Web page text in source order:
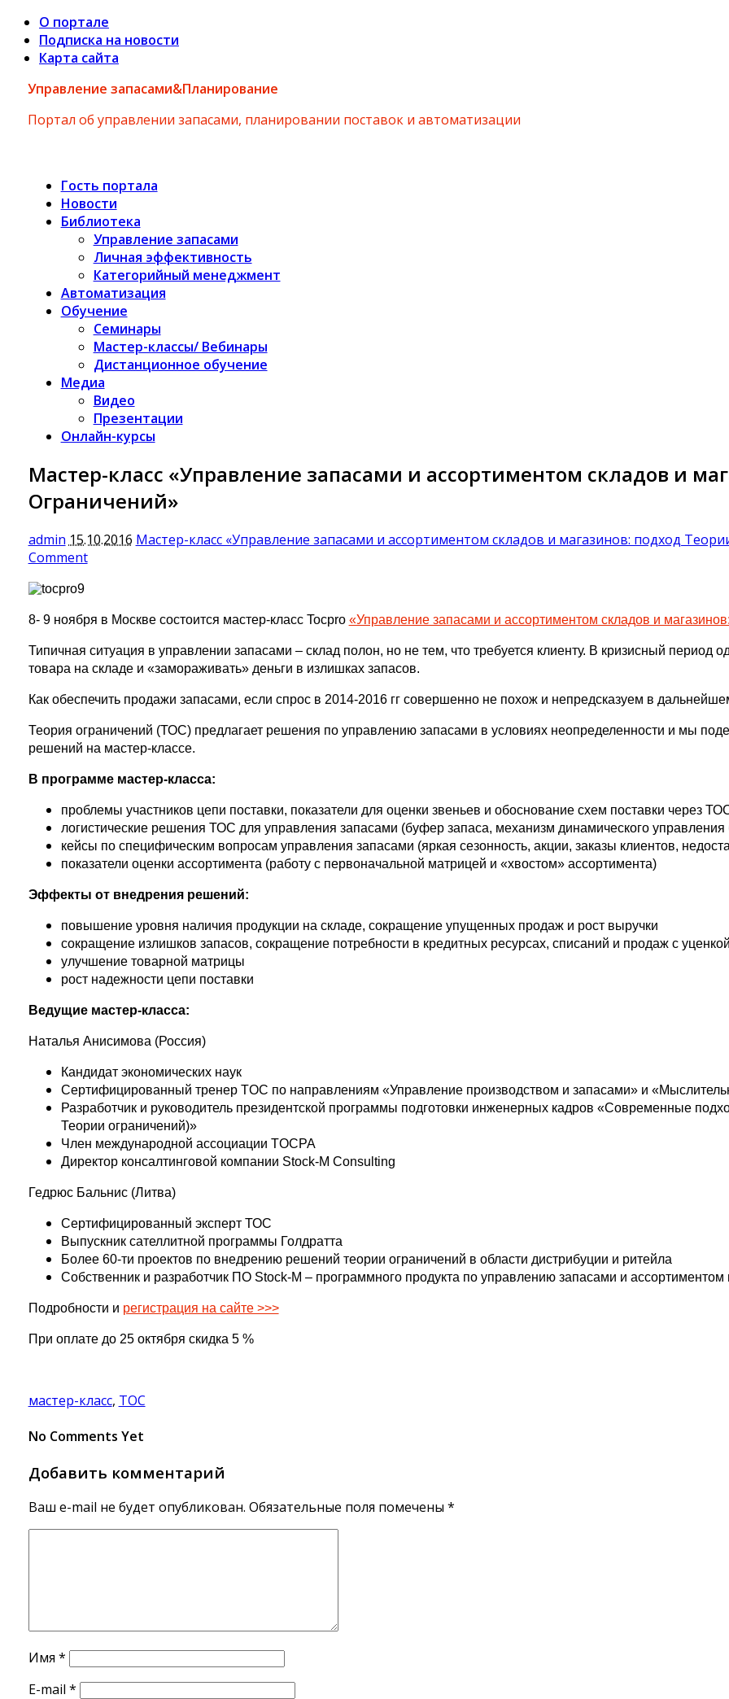
О портале
Подписка на новости
Карта сайта
Управление запасами&Планирование
Портал об управлении запасами, планировании поставок и автоматизации
Гость портала
Новости
Библиотека
Управление запасами
Личная эффективность
Категорийный менеджмент
Автоматизация
Обучение
Семинары
Мастер-классы/ Вебинары
Дистанционное обучение
Медиа
Видео
Презентации
Онлайн-курсы
Мастер-класс «Управление запасами и ассортиментом складов и
Ограничений»
admin 15.10.2016 Мастер-класс «Управление запасами и ассортиментом складов и магазинов: подход
Comment
8- 9 ноября в Москве состоится мастер-класс Tocpro «Управление запасами и ассортиментом складов и
Типичная ситуация в управлении запасами – склад полон, но не тем, что требуется клиенту. В кризисный период
товара на складе и «замораживать» деньги в излишках запасов.
Как обеспечить продажи запасами, если спрос в 2014-2016 гг совершенно не похож и непредсказуем в
Теория ограничений (ТОС) предлагает решения по управлению запасами в условиях неопределенности и мы
решений на мастер-классе.
В программе мастер-класса:
проблемы участников цепи поставки, показатели для оценки звеньев и обоснование схем поставки через
логистические решения ТОС для управления запасами (буфер запаса, механизм динамического
кейсы по специфическим вопросам управления запасами (яркая сезонность, акции, заказы клиентов,
показатели оценки ассортимента (работу с первоначальной матрицей и «хвостом» ассортимента)
Эффекты от внедрения решений:
повышение уровня наличия продукции на складе, сокращение упущенных продаж и рост выручки
сокращение излишков запасов, сокращение потребности в кредитных ресурсах, списаний и продаж с уценкой
улучшение товарной матрицы
рост надежности цепи поставки
Ведущие мастер-класса:
Наталья Анисимова (Россия)
Кандидат экономических наук
Сертифицированный тренер TOC по направлениям «Управление производством и запасами» и
Разработчик и руководитель президентской программы подготовки инженерных кадров «Современные
Теории ограничений)»
Член международной ассоциации TOCPA
Директор консалтинговой компании Stock-M Consulting
Гедрюс Бальнис (Литва)
Сертифицированный эксперт ТОС
Выпускник сателлитной программы Голдратта
Более 60-ти проектов по внедрению решений теории ограничений в области дистрибуции и ритейла
Собственник и разработчик ПО Stock-M – программного продукта по управлению запасами и
Подробности и регистрация на сайте >>>
При оплате до 25 октября скидка 5 %
мастер-класс, ТОС
No Comments Yet
Добавить комментарий
Ваш e-mail не будет опубликован. Обязательные поля помечены *
Имя *
E-mail *